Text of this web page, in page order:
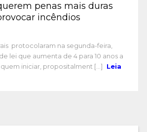
penas mais duras
incêndios
protocolaram na segunda-feira,
lei que aumenta de 4 para 10 anos a
iniciar, propositalment [...]
Leia